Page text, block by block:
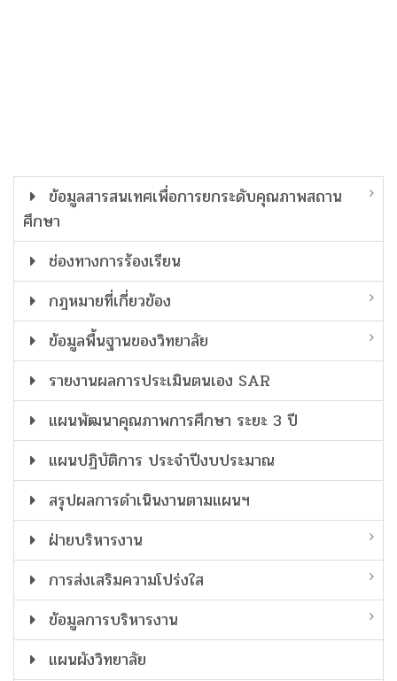
ข้อมูลสารสนเทศเพื่อการยกระดับคุณภาพสถาน
ศึกษา
ช่องทางการร้องเรียน
กฎหมายที่เกี่ยวข้อง
ข้อมูลพื้นฐานของวิทยาลัย
รายงานผลการประเมินตนเอง SAR
แผนพัฒนาคุณภาพการศึกษา ระยะ 3 ปี
แผนปฏิบัติการ ประจำปีงบประมาณ
สรุปผลการดำเนินงานตามแผนฯ
ฝ่ายบริหารงาน
การส่งเสริมความโปร่งใส
ข้อมูลการบริหารงาน
แผนผังวิทยาลัย